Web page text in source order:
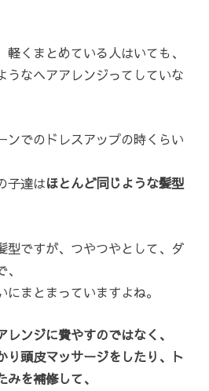
くまとめている人はいても、
うなヘアアレンジってしていな
ンでのドレスアップの時くらい
子達はほとんど同じような髪型
型ですが、つやつやとして、ダ
まとまっていますよね。
ンジに費やすのではなく、
り頭皮マッサージをしたり、ト
を補修して、